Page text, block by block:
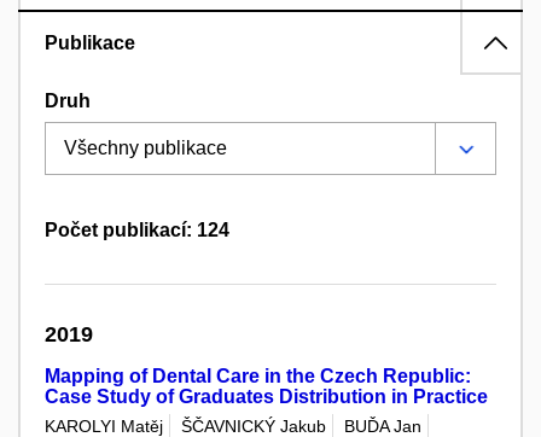
Publikace
Druh
Počet publikací: 124
2019
Mapping of Dental Care in the Czech Republic:
Case Study of Graduates Distribution in Practice
KAROLYI Matěj ŠČAVNICKÝ Jakub
BUĎA Jan